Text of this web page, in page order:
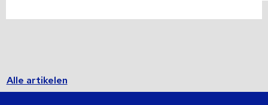
Alle artikelen